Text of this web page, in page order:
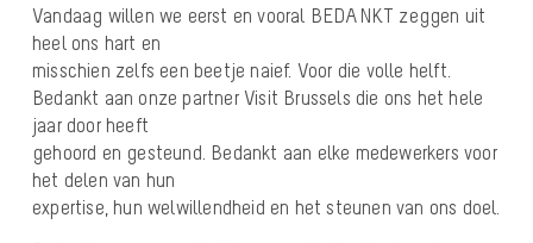
Vandaag willen we eerst en vooral BEDANKT zeggen uit
heel ons hart en
misschien zelfs een beetje naief. Voor die volle helft.
Bedankt aan onze partner Visit Brussels die ons het hele
jaar door heeft
gehoord en gesteund. Bedankt aan elke medewerkers voor
het delen van hun
expertise, hun welwillendheid en het steunen van ons doel.